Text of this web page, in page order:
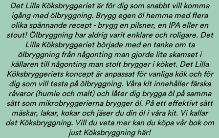
Det Lilla Köksbryggeriet är för dig som snabbt vill komma
igång med ölbryggning. Brygg egen öl hemma med flera
olika spännande recept - brygg en pilsner, en IPA eller en
stout! Ölbryggning har aldrig varit enklare och roligare. Det
Lilla Köksbryggeriet började med en tanke om ta
ölbryggning från någonting man gjorde lite skamset i
källaren till någonting man stolt brygger i köket. Det Lilla
Köksbryggeriets koncept är anpassat för vanliga kök och för
dig som vill testa på ölbryggning. Våra kit innehåller färska
råvaror (humle och malt) och låter dig brygga öl på samma
sätt som mikrobryggerierna brygger öl. På ett effektivt sätt
mäskar, lakar, kokar och jäser du din öl i våra kit. Vi kallar
det Köksbryggning. Vill du veta mer kan du köpa vår bok om
just Köksbryggning här!